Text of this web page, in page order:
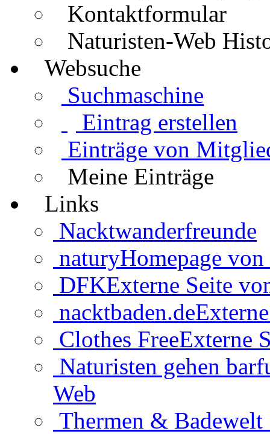
Kontaktformular
Naturisten-Web
Websuche
Suchmaschine
Eintrag erstellen
Einträge von
Meine Einträge
Links
Nacktwanderfreunde
naturyHomepage
DFKExterne Seite
nacktbaden.de
Clothes FreeExterne
Naturisten gehen
Web
Thermen & Badewelt